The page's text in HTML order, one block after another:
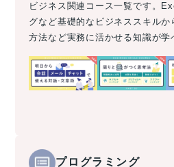
ビジネス関連コース一覧です。
グなど基礎的なビジネススキル
方法など実務に活かせる知識が学
プログラミング